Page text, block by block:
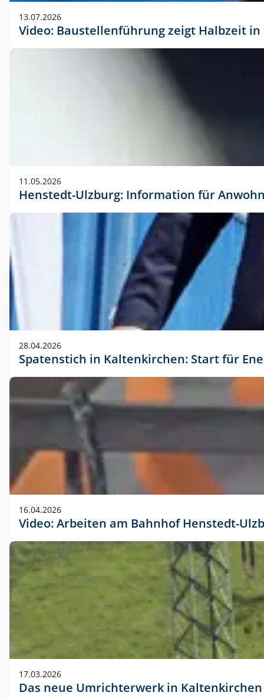
13.07.2026
Video: Baustellenführung zeigt Halbzeit
11.05.2026
Henstedt-Ulzburg: Information für
28.04.2026
Spatenstich in Kaltenkirchen: Start für
16.04.2026
Video: Arbeiten am Bahnhof Henstedt-
17.03.2026
Das neue Umrichterwerk in Kaltenkirchen